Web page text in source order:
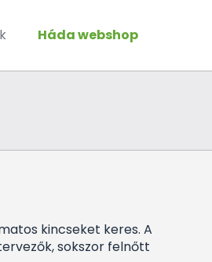
Háda webshop
kincseket keres. A
sokszor felnőtt